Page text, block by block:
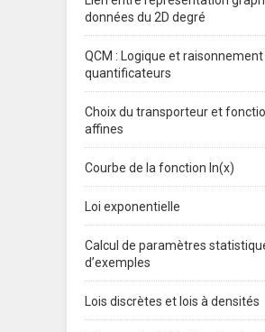
données du 2D degré
QCM : Logique et raisonnement
quantificateurs
Choix du transporteur et
affines
Courbe de la fonction ln(x)
Loi exponentielle
Calcul de paramètres
d’exemples
Lois discrètes et lois à densités